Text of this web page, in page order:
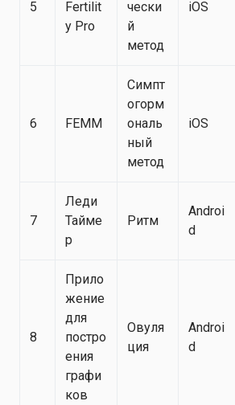
5
Fertilit
y Pro
чески
й
метод
iOS
6 FEMM
Симпт
огорм
ональ
ный
метод
iOS
7
Леди
Тайме
р
Ритм
Androi
d
8
Прило
жение
для
постро
ения
графи
ков
Овуля
ция
Androi
d